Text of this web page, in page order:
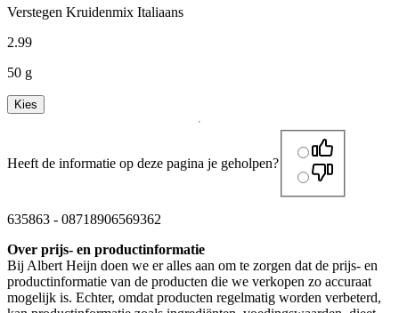
Verstegen Kruidenmix Italiaans
2.99
50 g
Kies
Heeft de informatie op deze pagina je geholpen?
635863 - 08718906569362
Over prijs- en productinformatie
Bij Albert Heijn doen we er alles aan om te zorgen dat de prijs- en
productinformatie van de producten die we verkopen zo accuraat
mogelijk is. Echter, omdat producten regelmatig worden verbeterd,